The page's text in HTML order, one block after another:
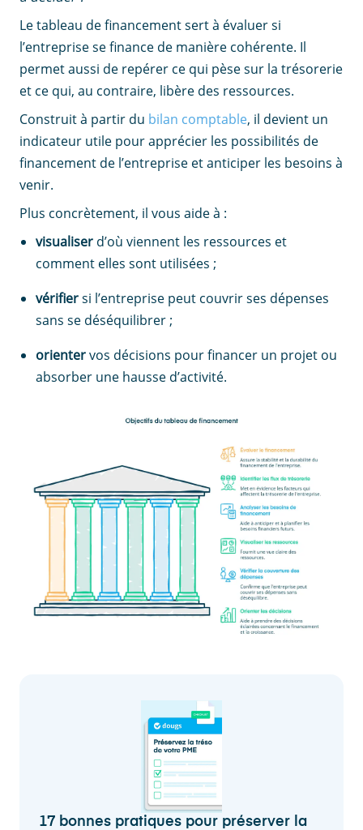
Le tableau de financement sert à évaluer si
l’entreprise se finance de manière cohérente. Il
permet aussi de repérer ce qui pèse sur la trésorerie
et ce qui, au contraire, libère des ressources.
Construit à partir du bilan comptable, il devient un
indicateur utile pour apprécier les possibilités de
financement de l’entreprise et anticiper les besoins à
venir.
Plus concrètement, il vous aide à :
visualiser d’où viennent les ressources et
comment elles sont utilisées ;
vérifiersi l’entreprise peut couvrir ses dépenses
sans se déséquilibrer ;
orientervos décisions pour financer un projet ou
absorber une hausse d’activité.
17 bonnes pratiques pour préserver la